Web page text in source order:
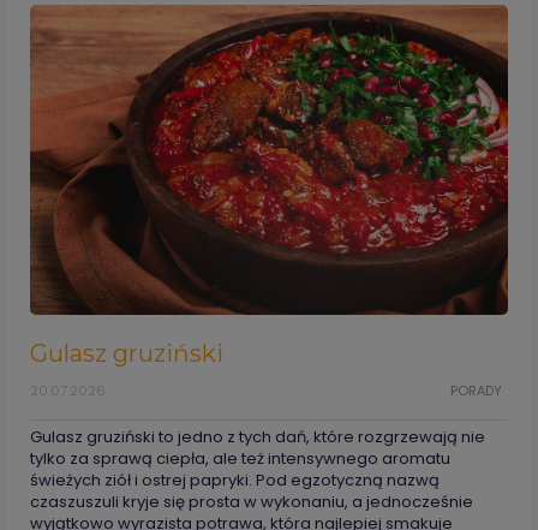
Gulasz gruziński
PORADY
20.07.2026
Gulasz gruziński to jedno z tych dań, które rozgrzewają nie
tylko za sprawą ciepła, ale też intensywnego aromatu
świeżych ziół i ostrej papryki. Pod egzotyczną nazwą
czaszuszuli kryje się prosta w wykonaniu, a jednocześnie
wyjątkowo wyrazista potrawa, która najlepiej smakuje